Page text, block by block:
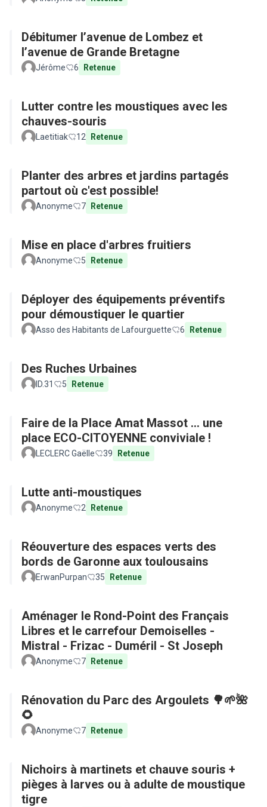
Débitumer l’avenue de Lombez et
l’avenue de Grande Bretagne
Jérôme 6 Retenue
Lutter contre les moustiques avec les
chauves-souris
Laetitiak 12 Retenue
Planter des arbres et jardins partagés
partout où c'est possible!
Anonyme 7 Retenue
Mise en place d'arbres fruitiers
Anonyme 5 Retenue
Déployer des équipements préventifs
pour démoustiquer le quartier
Asso des Habitants de Lafourguette 6 Retenue
Des Ruches Urbaines
ID.31 5 Retenue
Faire de la Place Amat Massot ... une
place ECO-CITOYENNE conviviale !
LECLERC Gaëlle 39 Retenue
Lutte anti-moustiques
Anonyme 2 Retenue
Réouverture des espaces verts des
bords de Garonne aux toulousains
ErwanPurpan 35 Retenue
Aménager le Rond-Point des Français
Libres et le carrefour Demoiselles -
Mistral - Frizac - Duméril - St Joseph
Anonyme 7 Retenue
Rénovation du Parc des Argoulets 🌳🌱🌺
🌻
Anonyme 7 Retenue
Nichoirs à martinets et chauve souris +
pièges à larves ou à adulte de moustique
tigre